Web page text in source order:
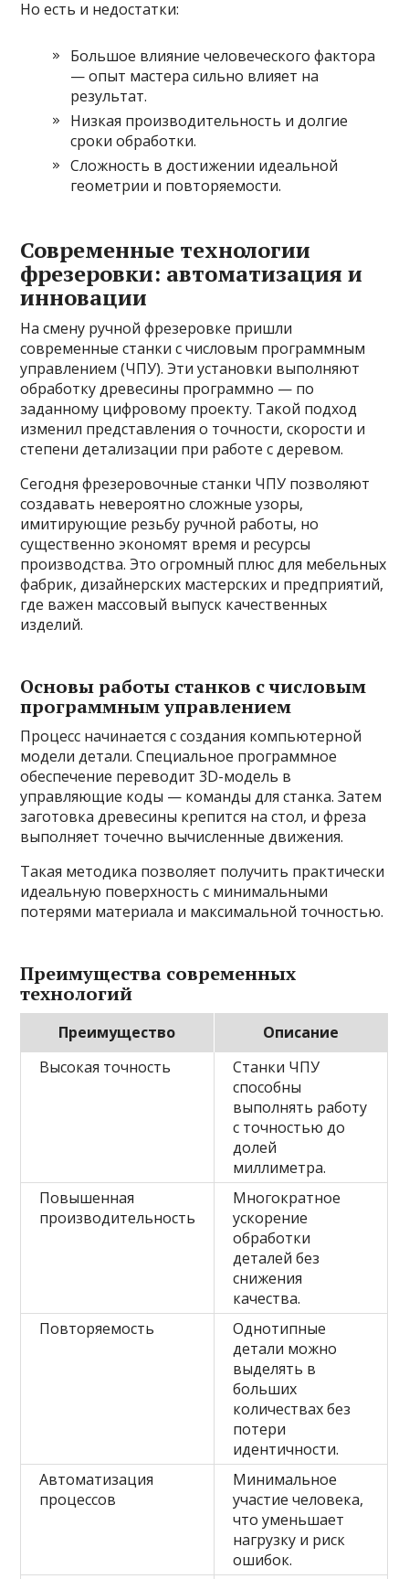
Но есть и недостатки:
Большое влияние человеческого фактора
— опыт мастера сильно влияет на
результат.
Низкая производительность и долгие
сроки обработки.
Сложность в достижении идеальной
геометрии и повторяемости.
Современные технологии
фрезеровки: автоматизация и
инновации
На смену ручной фрезеровке пришли
современные станки с числовым программным
управлением (ЧПУ). Эти установки выполняют
обработку древесины программно — по
заданному цифровому проекту. Такой подход
изменил представления о точности, скорости и
степени детализации при работе с деревом.
Сегодня фрезеровочные станки ЧПУ позволяют
создавать невероятно сложные узоры,
имитирующие резьбу ручной работы, но
существенно экономят время и ресурсы
производства. Это огромный плюс для мебельных
фабрик, дизайнерских мастерских и предприятий,
где важен массовый выпуск качественных
изделий.
Основы работы станков с числовым
программным управлением
Процесс начинается с создания компьютерной
модели детали. Специальное программное
обеспечение переводит 3D-модель в
управляющие коды — команды для станка. Затем
заготовка древесины крепится на стол, и фреза
выполняет точечно вычисленные движения.
Такая методика позволяет получить практически
идеальную поверхность с минимальными
потерями материала и максимальной точностью.
Преимущества современных
технологий
Преимущество
Описание
Высокая точность
Станки ЧПУ
способны
выполнять работу
с точностью до
долей
миллиметра.
Повышенная
производительность
Многократное
ускорение
обработки
деталей без
снижения
качества.
Повторяемость
Однотипные
детали можно
выделять в
больших
количествах без
потери
идентичности.
Автоматизация
процессов
Минимальное
участие человека,
что уменьшает
нагрузку и риск
ошибок.